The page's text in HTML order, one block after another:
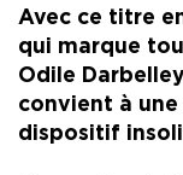
Avec ce titre
qui marque
Odile
convient à
dispositif